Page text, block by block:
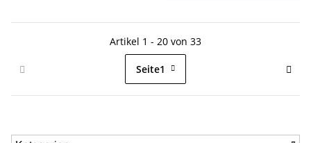
Artikel 1 - 20 von 33
Seite1